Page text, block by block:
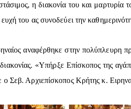
η διακονία του και
του ας συνοδεύει την
αναφέρθηκε στην πολύπλευρη
διακονίας. «Υπήρξε Επίσκοπος της
Σεβ. Αρχιεπίσκοπος Κρήτης κ.